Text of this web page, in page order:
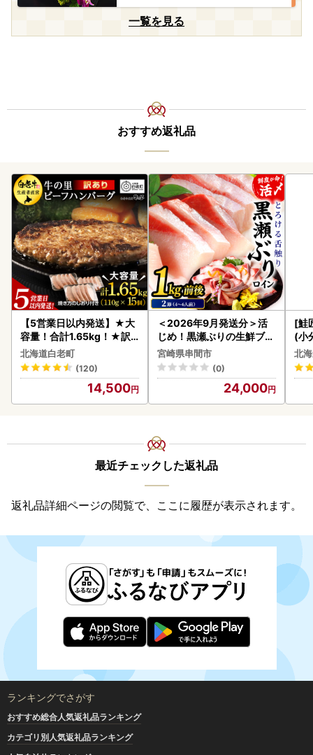
一覧を見る
おすすめ返礼品
【5営業日以内発送】★大
容量！合計1.65kg！★訳
あり・牛の里ビーフハンバ
ーグ(110ｇ5枚入）×3 AG
058
北海道白老町
(120)
14,500
＜2026年9月発送分＞活
じめ！黒瀬ぶりの生鮮ブリ
ロイン2節（1.0kg前後）_
K001-012-2609
宮崎県串間市
(0)
24,000
[鮭
(小
5
北
最近チェックした返礼品
返礼品詳細ページの閲覧で、ここに履歴が表示されます。
ランキングでさがす
おすすめ総合人気返礼品ランキング
カテゴリ別人気返礼品ランキング